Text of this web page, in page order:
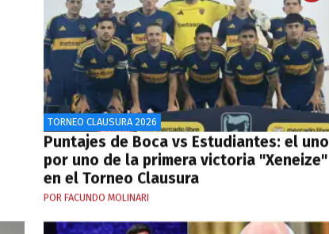
TORNEO CLAUSURA 2026
Puntajes de Boca vs Estudiantes: el uno
por uno de la primera victoria "Xeneize"
en el Torneo Clausura
POR FACUNDO MOLINARI